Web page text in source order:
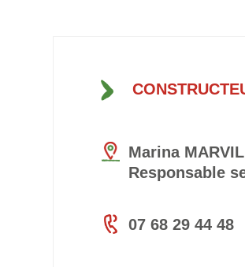
Marina
Responsable
07 68 29 44 48